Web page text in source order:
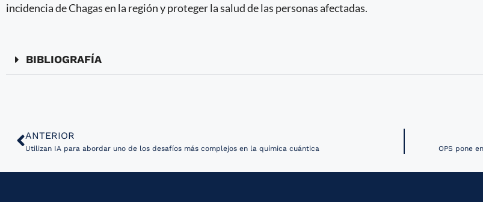
incidencia de Chagas en la región y proteger la salud de las personas afectadas.
BIBLIOGRAFÍA
ANTERIOR
Utilizan IA para abordar uno de los desafíos más complejos en la química cuántica OPS pone